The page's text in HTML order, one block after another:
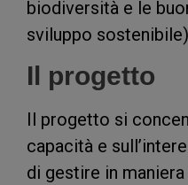
biodiversità e le
sviluppo
Il progetto
Il progetto si
capacità e
di gestire in